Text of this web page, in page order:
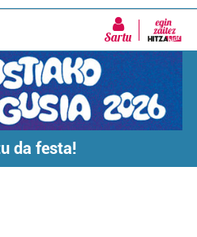
Sartu
da festa!